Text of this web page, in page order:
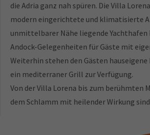
die Adria ganz nah spüren. Die Villa
modern eingerichtete und klimatisierte
unmittelbarer Nähe liegende
Andock-Gelegenheiten für Gäste mit
Weiterhin stehen den Gästen
ein mediterraner Grill zur Verfügung.
Von der Villa Lorena bis zum berühmten
dem Schlamm mit heilender Wirkung sind